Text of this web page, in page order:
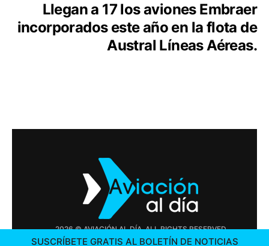
Llegan a 17 los aviones Embraer
incorporados este año en la flota de
Austral Líneas Aéreas.
2026 © AVIACIÓN AL DÍA. ALL RIGHTS RESERVED
SUSCRÍBETE GRATIS AL BOLETÍN DE NOTICIAS